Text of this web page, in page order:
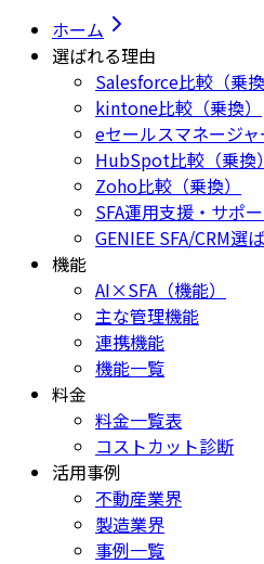
ホーム
選ばれる理由
Salesforce比較（乗換
kintone比較（乗換）
eセールスマネージャ
HubSpot比較（乗換）
Zoho比較（乗換）
SFA運用支援・サポ
GENIEE SFA/CRM選
機能
AI×SFA（機能）
主な管理機能
連携機能
機能一覧
料金
料金一覧表
コストカット診断
活用事例
不動産業界
製造業界
事例一覧